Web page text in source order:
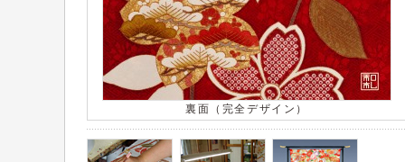
裏面（完全デザイン）